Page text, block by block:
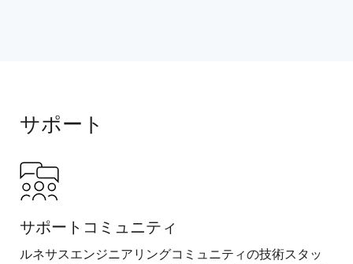
サポート
サポートコミュニティ
ルネサスエンジニアリングコミュニティの技術スタッ